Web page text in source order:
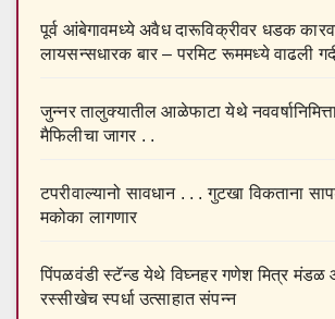
पूर्व आंबेगावमध्ये अवैध दारूविक्रीवर धडक
लायसन्सधारक बार – परमिट रूममध्ये वाढली
जुन्नर तालुक्यातील आळेफाटा येथे
मैफिलीचा जागर . .
टपरीवाल्यानो सावधान . . . गुटखा विकताना
मकोका लागणार
पिंपळवंडी स्टॅन्ड येथे विघ्नहर गणेश मित्र मंडळ
रस्सीखेच स्पर्धा उत्साहात संपन्न